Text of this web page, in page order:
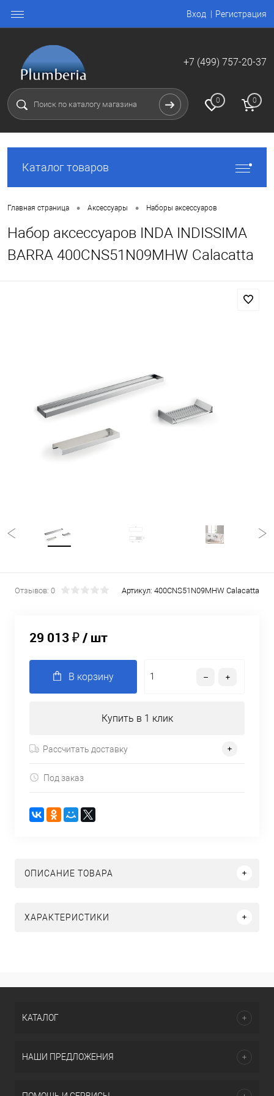
Вход Регистрация
+7 (499) 757-20-37
0 0
Каталог товаров
Главная страница • Аксессуары • Наборы аксессуаров
Набор аксессуаров INDA INDISSIMA
BARRA 400CNS51N09MHW Calacatta
Отзывов: 0 Артикул: 400CNS51N09MHW Calacatta
29 013 ₽/ шт
В корзину
Купить в 1 клик
Рассчитать доставку
Под заказ
ОПИСАНИЕ ТОВАРА
ХАРАКТЕРИСТИКИ
КАТАЛОГ
НАШИ ПРЕДЛОЖЕНИЯ